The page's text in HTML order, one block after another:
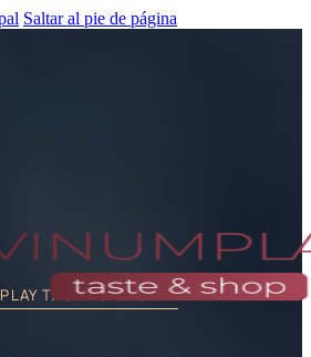
Saltar al pie de página
TASTE & SHOP